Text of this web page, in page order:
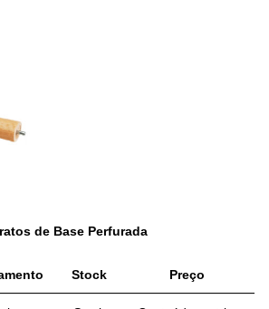
de Base Perfurada
Stock Preço